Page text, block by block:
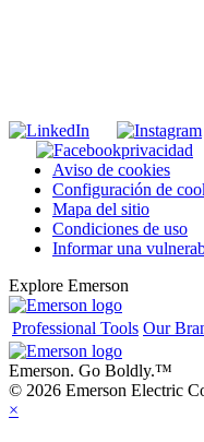
privacidad
Aviso de cookies
Configuración de
Mapa del sitio
Condiciones de uso
Informar una
Explore Emerson
Professional Tools Our
Emerson. Go Boldly.™
© 2026 Emerson Electric
×